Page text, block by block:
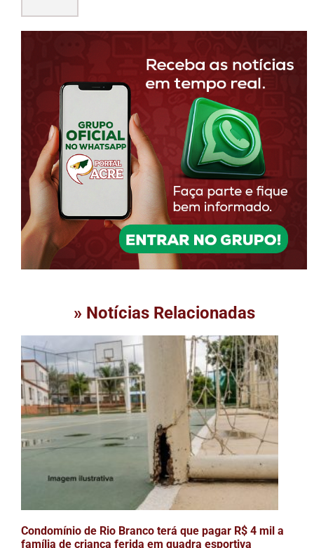
» Notícias Relacionadas
Condomínio de Rio Branco terá que pagar R$ 4 mil a
família de criança ferida em quadra esportiva